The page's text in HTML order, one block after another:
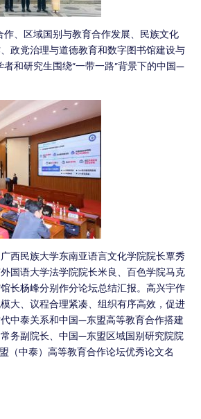
、区域国别与教育合作发展、民族文化
政党治理与道德教育和数字图书馆建设与
和研究生围绕“一带一路”背景下的中国—
西民族大学东南亚语言文化学院院长覃秀
国语大学法学院院长米良、百色学院马克
长杨峰分别作分论坛总结汇报。高兴宇作
大、议程合理紧凑、组织有序高效，促进
中泰关系和中国—东盟高等教育合作搭建
务副院长、中国—东盟区域国别研究院院
（中泰）高等教育合作论坛优秀论文名